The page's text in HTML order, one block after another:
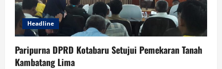
Headline
Paripurna DPRD Kotabaru Setujui Pemekaran Tanah
Kambatang Lima